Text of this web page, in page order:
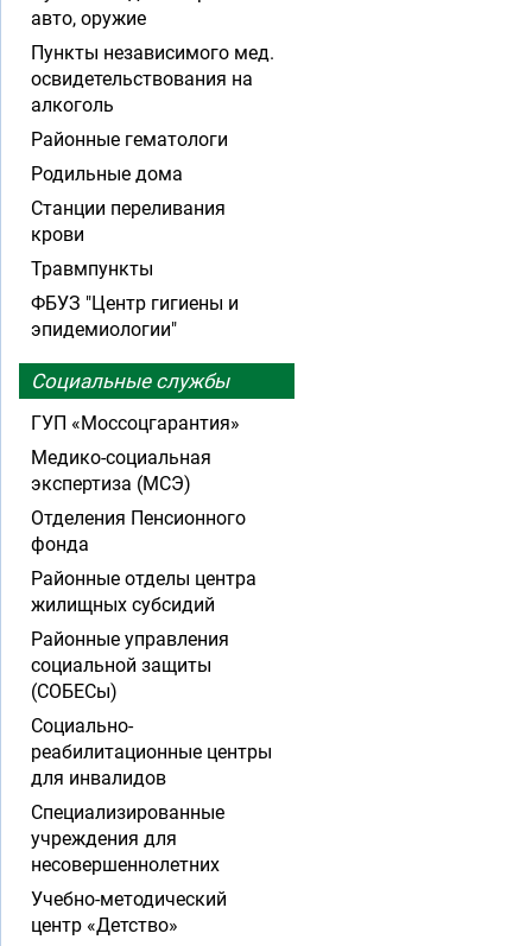
авто, оружие
Пункты независимого мед.
освидетельствования на
алкоголь
Районные гематологи
Родильные дома
Станции переливания
крови
Травмпункты
ФБУЗ "Центр гигиены и
эпидемиологии"
Социальные службы
ГУП «Моссоцгарантия»
Медико-социальная
экспертиза (МСЭ)
Отделения Пенсионного
фонда
Районные отделы центра
жилищных субсидий
Районные управления
социальной защиты
(СОБЕСы)
Социально-
реабилитационные центры
для инвалидов
Специализированные
учреждения для
несовершеннолетних
Учебно-методический
центр «Детство»